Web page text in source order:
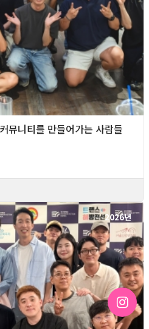
뮤니티를 만들어가는 사람들
2026년